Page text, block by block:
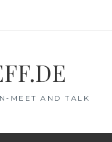
MEET AND TALK